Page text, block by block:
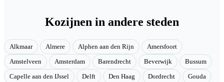
Kozijnen in andere steden
Alkmaar Almere Alphen aan den Rijn Amersfoort
Amstelveen Amsterdam Barendrecht Beverwijk Bussum
Capelle aan den IJssel Delft Den Haag Dordrecht Gouda